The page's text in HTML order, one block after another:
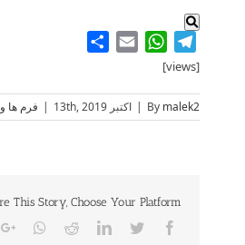
content
Telegram
WhatsApp
Email
[views]
By malek2
| اکتبر 13th, 2019 | فرم ها
This Story, Choose Your Platform!
Facebook
Twitter
LinkedIn
Reddit